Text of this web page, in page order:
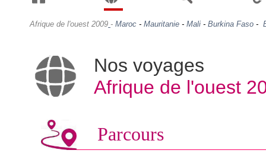
Afrique de l'ouest 2009 - Maroc - Mauritanie - Mali - Burkina Faso -
Nos voyages
Afrique de l'ouest
Parcours